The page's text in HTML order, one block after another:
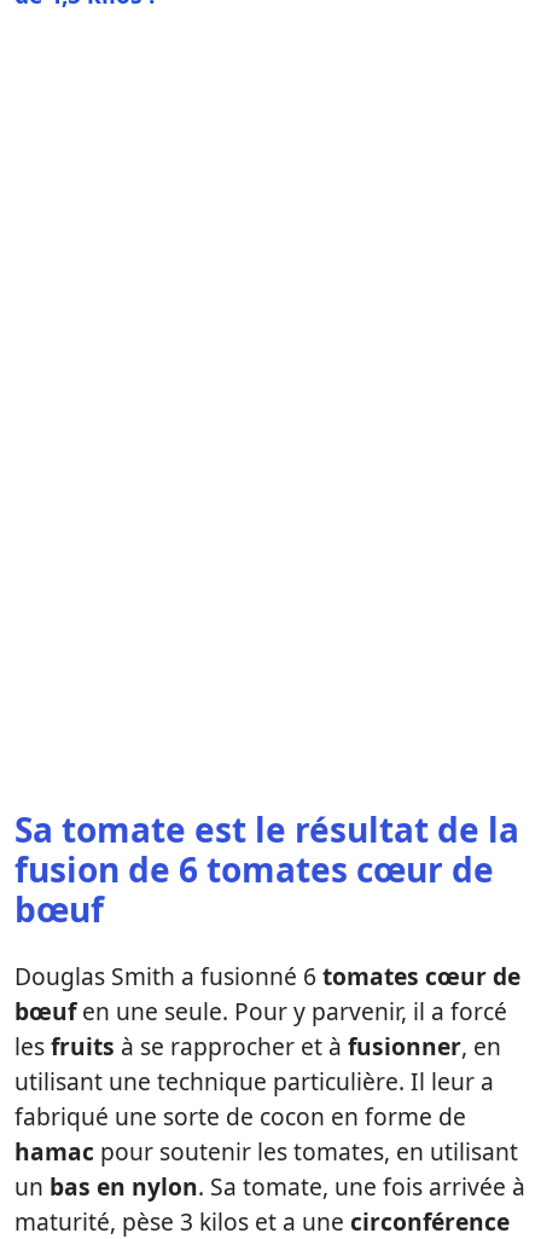
Sa tomate est le résultat de la
fusion de 6 tomates cœur de
bœuf
Douglas Smith a fusionné 6 tomates cœur de
bœufen une seule. Pour y parvenir, il a forcé
lesfruits à se rapprocher et à fusionner, en
utilisant une technique particulière. Il leur a
fabriqué une sorte de cocon en forme de
hamac pour soutenir les tomates, en utilisant
un bas en nylon. Sa tomate, une fois arrivée à
maturité, pèse 3 kilos et a une circonférence